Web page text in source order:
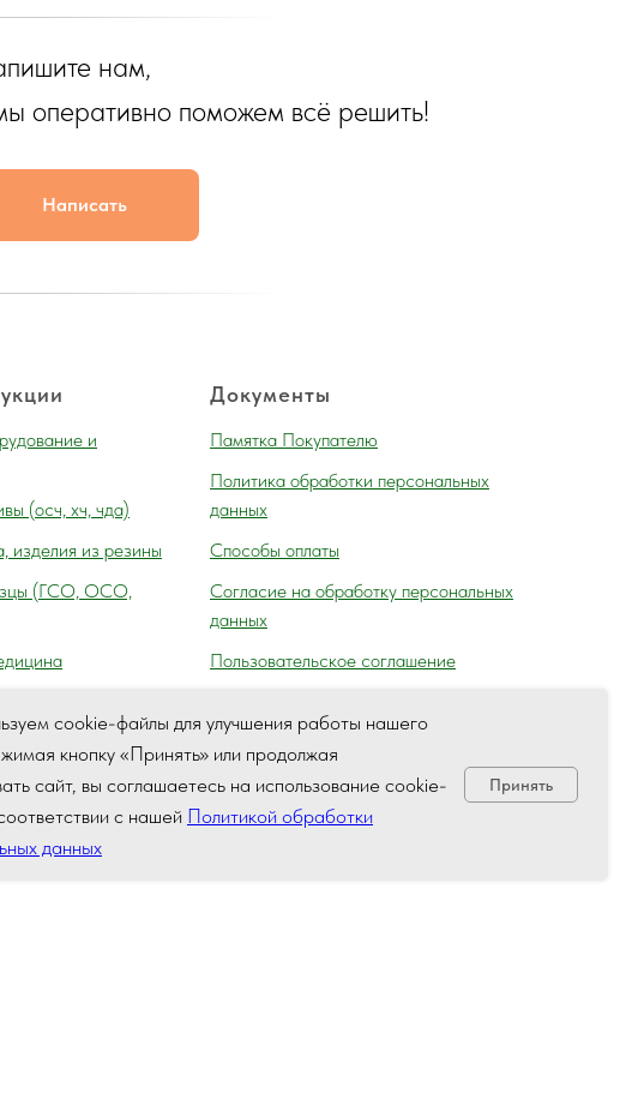
нам,
оперативно поможем всё решить!
Написать
cookie-файлы для улучшения работы нашего
кнопку «Принять» или продолжая
сайт, вы соглашаетесь на использование cookie-
с нашей Политикой обработки
данных
Принять
и
(осч, хч, чда)
изделия из резины
(ГСО, ОСО,
(контроля) ГАИ
Документы
Памятка Покупателю
Политика обработки персональных
данных
Способы оплаты
Согласие на обработку персональных
данных
Пользовательское соглашение